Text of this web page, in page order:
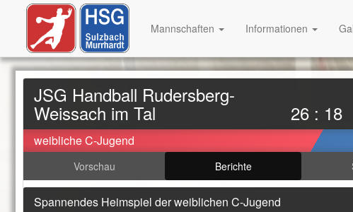
JSG Handball Rudersberg-
Weissach im Tal 26 : 18
weibliche C-Jugend
Vorschau Berichte
Spannendes Heimspiel der weiblichen C-Jugend
Mannschaften Informationen